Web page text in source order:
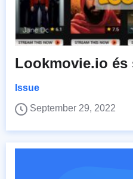
Lookmovie.io és
Issue
September 29, 2022